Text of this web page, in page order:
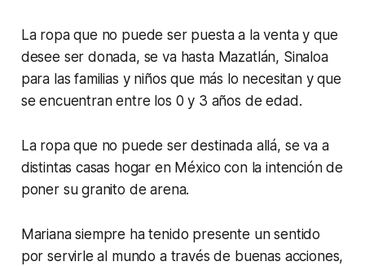
La ropa que no puede ser puesta a la venta y que
desee ser donada, se va hasta Mazatlán, Sinaloa
para las familias y niños que más lo necesitan y que
se encuentran entre los 0 y 3 años de edad.
La ropa que no puede ser destinada allá, se va a
distintas casas hogar en México con la intención de
poner su granito de arena.
Mariana siempre ha tenido presente un sentido
por servirle al mundo a través de buenas acciones,